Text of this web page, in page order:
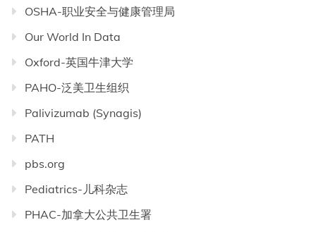
OSHA-职业安全与健康管理局
Our World In Data
Oxford-英国牛津大学
PAHO-泛美卫生组织
Palivizumab (Synagis)
PATH
pbs.org
Pediatrics-儿科杂志
PHAC-加拿大公共卫生署